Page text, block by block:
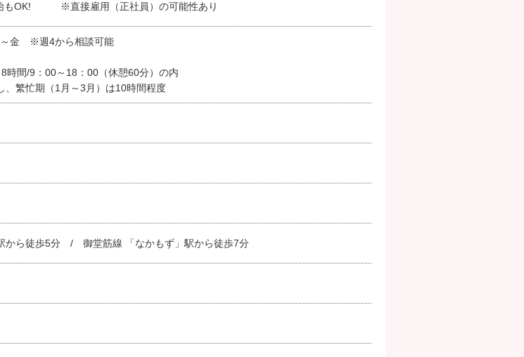
OK! ※直接雇用（正社員）の可能性あり
～金 ※週4から相談可能
8時間/9：00～18：00（休憩60分）の内
、繁忙期（1月～3月）は10時間程度
から徒歩5分 / 御堂筋線 「なかもず」駅から徒歩7分